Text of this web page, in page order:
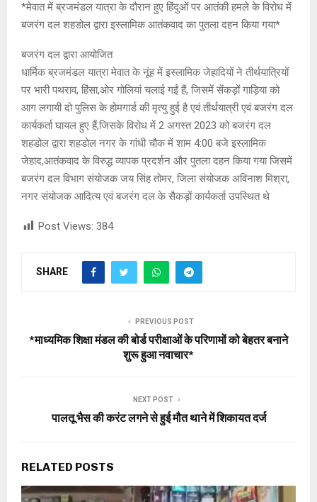
*मेवात में ब्रजमंडल यात्रा के दौरान हुए हिंदुओं पर आतंकी हमले के विरोध में
बजरंग दल शहडोल द्वारा इस्लामिक आतंकवाद का पुतला दहन किया गया*
बजरंग दल द्वारा आयोजित
धार्मिक ब्रजमंडल यात्रा मेवात के नूंह में इस्लामिक जेहादियों ने तीर्थयात्रियों
पर भारी पथराव, हिंसा,ओर गोलियां चलाई गईं हैं, जिसमें सेंकड़ों गाड़िया को
आग लगायी दो पुलिस के होमगार्ड की मृत्यु हुई है एवं तीर्थयात्री एवं बजरंग दल
कार्यकर्ता घायल हुए हैं,जिसके विरोध में 2 अगस्त 2023 को बजरंग दल
शहडोल द्वारा शहडोल नगर के गांधी चौक में शाम 4:00 बजे इस्लामिक
जेहाद,आतंकवाद के विरुद्ध व्यापक प्रदर्शन और पुतला दहन किया गया जिसमें
बजरंग दल विभाग संयोजक जय सिंह तोमर, जिला संयोजक अविनाश मिश्रा,
नगर संयोजक आदित्य एवं बजरंग दल के सैकड़ों कार्यकर्ता उपस्थित थे
Post Views: 384
SHARE
PREVIOUS POST
*माध्यमिक शिक्षा मंडल की बोर्ड परीक्षाओं के परिणामों को बेहतर बनाने
शुरू हुआ नवाचार*
NEXT POST
पालतू भैस की करंट लगने से हुई मौत थाने में शिकायत दर्ज
RELATED POSTS